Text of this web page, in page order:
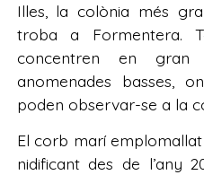
Illes, la colònia més
troba a Formentera.
concentren en gran
anomenades basses,
poden observar-se a la
El corb marí
nidificant des de l’any